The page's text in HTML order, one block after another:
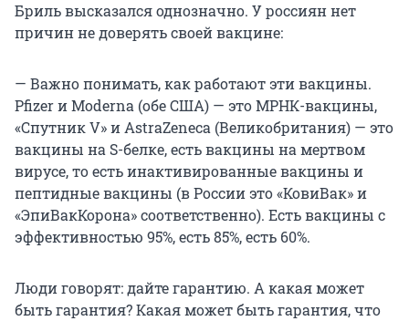
Бриль высказался однозначно. У россиян нет
причин не доверять своей вакцине:
— Важно понимать, как работают эти вакцины.
Pfizer и Moderna (обе США) — это МРНК-вакцины,
«Спутник V» и AstraZeneca (Великобритания) — это
вакцины на S-белке, есть вакцины на мертвом
вирусе, то есть инактивированные вакцины и
пептидные вакцины (в России это «КовиВак» и
«ЭпиВакКорона» соответственно). Есть вакцины с
эффективностью 95%, есть 85%, есть 60%.
Люди говорят: дайте гарантию. А какая может
быть гарантия? Какая может быть гарантия, что